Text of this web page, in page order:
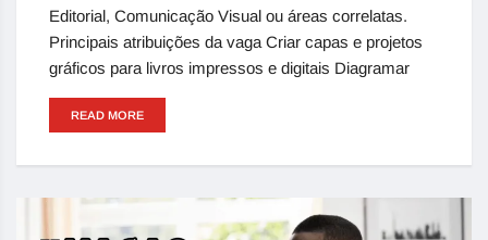
Editorial, Comunicação Visual ou áreas correlatas.
Principais atribuições da vaga Criar capas e projetos
gráficos para livros impressos e digitais Diagramar
READ MORE